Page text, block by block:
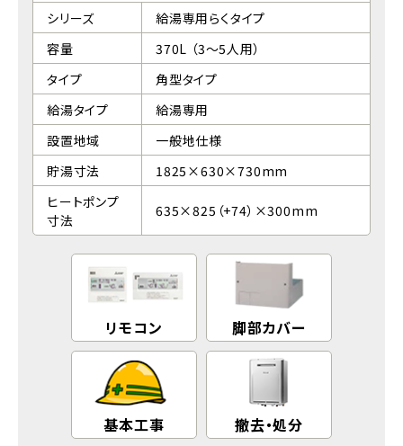
シリーズ
給湯専用らくタイプ
容量
370L （3～5人用）
タイプ
角型タイプ
給湯タイプ
給湯専用
設置地域
一般地仕様
貯湯寸法
1825×630×730mm
ヒートポンプ
寸法
635×825（+74）×300mm
リモコン 脚部カバー
基本工事 撤去・処分